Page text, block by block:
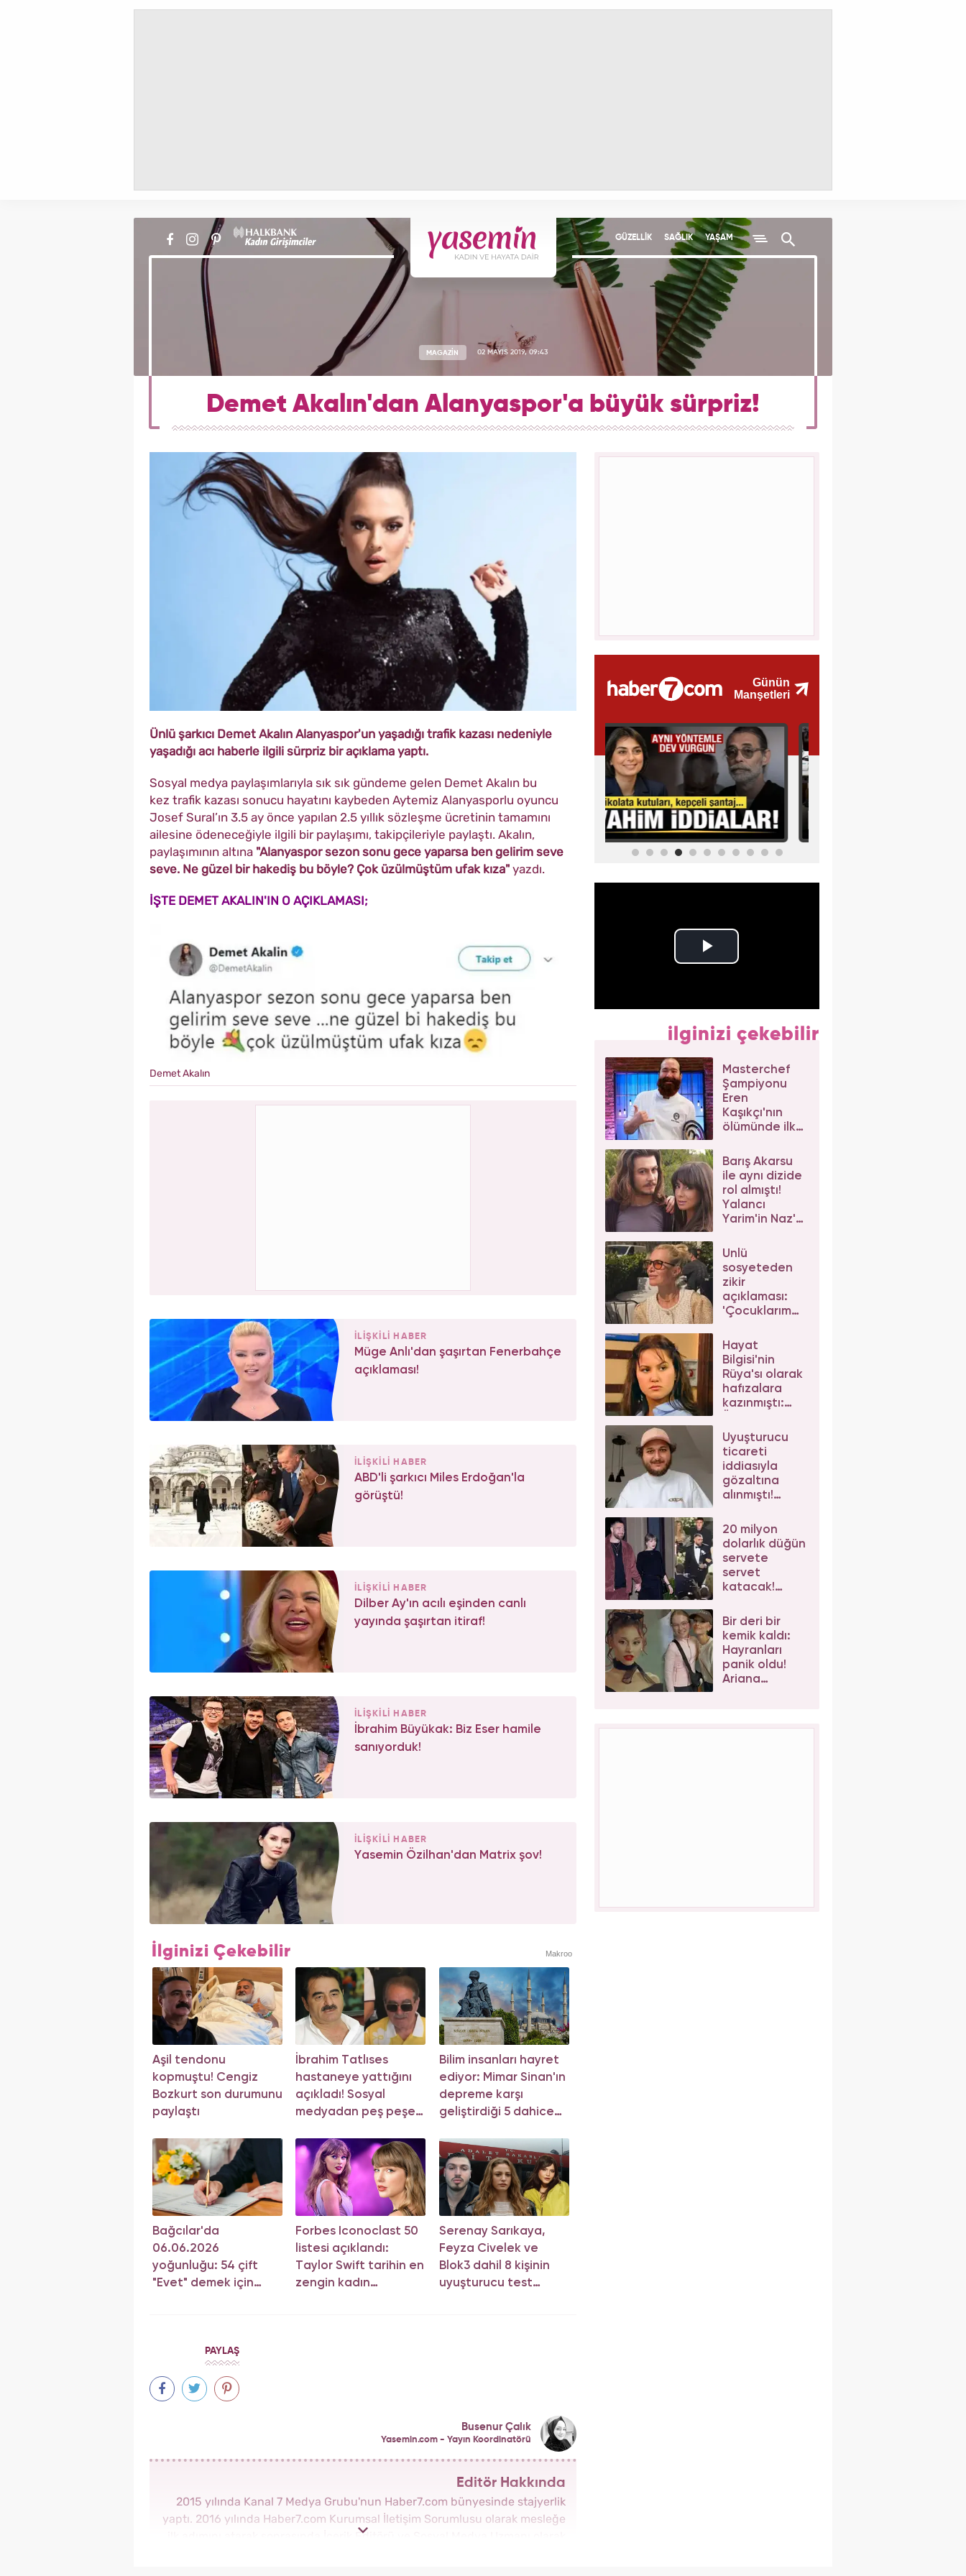
GÜZELLİK SAĞLIK YAŞAM
MAGAZİN 02 MAYIS 2019, 09:43
Demet Akalın'dan Alanyaspor'a büyük sürpriz!
Ünlü şarkıcı Demet Akalın Alanyaspor'un yaşadığı trafik kazası nedeniyle
yaşadığı acı haberle ilgili sürpriz bir açıklama yaptı.
Sosyal medya paylaşımlarıyla sık sık gündeme gelen Demet Akalın bu
kez trafik kazası sonucu hayatını kaybeden Aytemiz Alanyasporlu oyuncu
Josef Sural’ın 3.5 ay önce yapılan 2.5 yıllık sözleşme ücretinin tamamını
ailesine ödeneceğiyle ilgili bir paylaşımı, takipçileriyle paylaştı. Akalın,
paylaşımının altına "Alanyaspor sezon sonu gece yaparsa ben gelirim seve
seve. Ne güzel bir hakediş bu böyle? Çok üzülmüştüm ufak kıza" yazdı.
İŞTE DEMET AKALIN'IN O AÇIKLAMASI;
Demet Akalın
İLİŞKİLİ HABER
Müge Anlı'dan şaşırtan Fenerbahçe
açıklaması!
İLİŞKİLİ HABER
ABD'li şarkıcı Miles Erdoğan'la
görüştü!
İLİŞKİLİ HABER
Dilber Ay'ın acılı eşinden canlı
yayında şaşırtan itiraf!
İLİŞKİLİ HABER
İbrahim Büyükak: Biz Eser hamile
sanıyorduk!
İLİŞKİLİ HABER
Yasemin Özilhan'dan Matrix şov!
İlginizi Çekebilir Makroo
Aşil tendonu
kopmuştu! Cengiz
Bozkurt son durumunu
paylaştı
İbrahim Tatlıses
hastaneye yattığını
açıkladı! Sosyal
medyadan peş peşe
Bilim insanları hayret
ediyor: Mimar Sinan'ın
depreme karşı
geliştirdiği 5 dahice
Bağcılar'da
06.06.2026
yoğunluğu: 54 çift
"Evet" demek için
Forbes Iconoclast 50
listesi açıklandı:
Taylor Swift tarihin en
zengin kadın
Serenay Sarıkaya,
Feyza Civelek ve
Blok3 dahil 8 kişinin
uyuşturucu test
PAYLAŞ
Busenur Çalık
Yasemin.com - Yayın Koordinatörü
Editör Hakkında
2015 yılında Kanal 7 Medya Grubu'nun Haber7.com bünyesinde stajyerlik
yaptı. 2016 yılında Haber7.com Kurumsal İletişim Sorumlusu olarak mesleğe
ilk adımını atarak sonrasında İçerik Editörü ve Sosyal Medya Uzmanı olarak
ilginizi çekebilir
Masterchef
Şampiyonu
Eren
Kaşıkçı'nın
ölümünde ilk
Ortağından
dikkat çeken
açıklama
Barış Akarsu
ile aynı dizide
rol almıştı!
Yalancı
Yarim'in Naz'ı
beğeni yağdı
Ünlü
sosyeteden
zikir
açıklaması:
'Çocuklarım
diyerek gelen
eleştirilere
yanıt verdi
Hayat
Bilgisi'nin
Rüya'sı olarak
hafızalara
kazınmıştı:
oyuncunun
değişimi şoke
etti
Uyuşturucu
ticareti
iddiasıyla
gözaltına
alınmıştı!
Tomay,
herkesten
helallik istedi
20 milyon
dolarlık düğün
servete
servet
katacak!
iş birlikleri peş
peşe geliyor
Bir deri bir
kemik kaldı:
Hayranları
panik oldu!
Ariana